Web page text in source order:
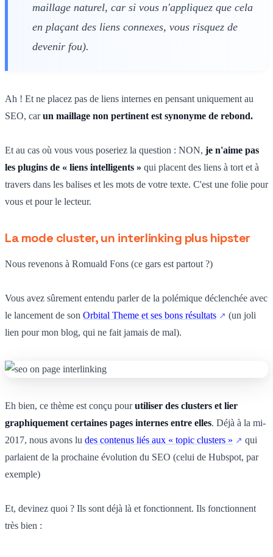
maillage naturel, car si vous n'appliquez que cela
en plaçant des liens connexes, vous risquez de
devenir fou).
Ah ! Et ne placez pas de liens internes en pensant uniquement au
SEO, carun maillage non pertinent est synonyme de rebond.
Et au cas où vous vous poseriez la question : NON, je n'aime pas
les plugins de « liens intelligents » qui placent des liens à tort et à
travers dans les balises et les mots de votre texte. C'est une folie pour
vous et pour le lecteur.
La mode cluster, un interlinking plus hipster
Nous revenons à Romuald Fons (ce gars est partout ?)
Vous avez sûrement entendu parler de la polémique déclenchée avec
le lancement de son Orbital Theme et ses bons résultats
(un joli
lien pour mon blog, qui ne fait jamais de mal).
Eh bien, ce thème est conçu pourutiliser des clusters et lier
graphiquement certaines pages internes entre elles. Déjà à la mi-
2017, nous avons lu des contenus liés aux « topic clusters »
qui
parlaient de la prochaine évolution du SEO (celui de Hubspot, par
exemple)
Et, devinez quoi ? Ils sont déjà là et fonctionnent. Ils fonctionnent
très bien :